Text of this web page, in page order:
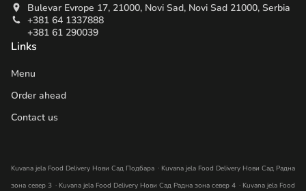
Bulevar Evrope 17, 21000, Novi Sad, Novi Sad 21000, Serbia
+381 64 1337888
+381 61 290039
Links
Menu
Order ahead
Contact us
Kuvana jela Food Delivery Нови Сад Подбара . Kuvana jela Food Delivery Нови Сад Радна
зона север 3 . Kuvana jela Food Delivery Нови Сад Радна зона север 4 . Kuvana jela Food